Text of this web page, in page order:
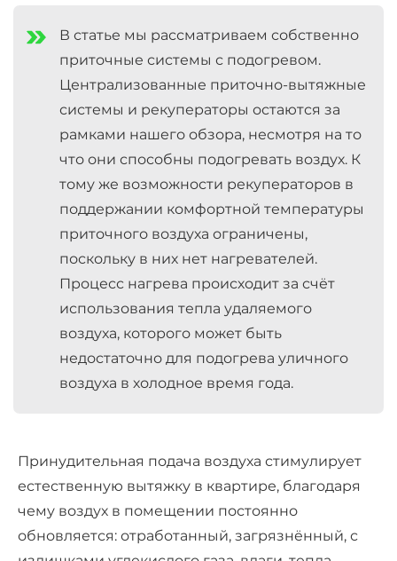
В статье мы рассматриваем собственно
приточные системы с подогревом.
Централизованные приточно-вытяжные
системы и рекуператоры остаются за
рамками нашего обзора, несмотря на то
что они способны подогревать воздух. К
тому же возможности рекуператоров в
поддержании комфортной температуры
приточного воздуха ограничены,
поскольку в них нет нагревателей.
Процесс нагрева происходит за счёт
использования тепла удаляемого
воздуха, которого может быть
недостаточно для подогрева уличного
воздуха в холодное время года.
Принудительная подача воздуха стимулирует
естественную вытяжку в квартире, благодаря
чему воздух в помещении постоянно
обновляется: отработанный, загрязнённый, с